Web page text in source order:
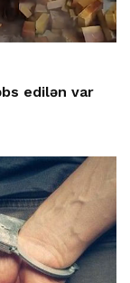
edilən var